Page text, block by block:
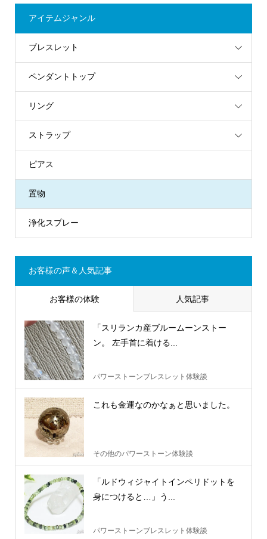
アイテムジャンル
ブレスレット
ペンダントトップ
リング
ストラップ
ピアス
置物
浄化スプレー
お客様の声＆人気記事
お客様の体験 人気記事
「スリランカ産ブルームーンストー
ン。 左手首に着ける...
パワーストーンブレスレット体験談
これも金運なのかなぁと思いました。
その他のパワーストーン体験談
「ルドウィジャイトインペリドットを
身につけると…」う...
パワーストーンブレスレット体験談